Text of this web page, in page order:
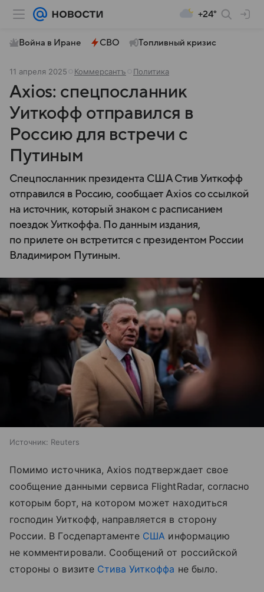
+24°
Война в Иране СВО Топливный кризис
11 апреля 2025 Коммерсантъ Политика
Axios: спецпосланник
Уиткофф отправился в
Россию для встречи с
Путиным
Спецпосланник президента США Стив Уиткофф
отправился в Россию, сообщает Axios со ссылкой
на источник, который знаком с расписанием
поездок Уиткоффа. По данным издания,
по прилете он встретится с президентом России
Владимиром Путиным.
Источник: Reuters
Помимо источника, Axios подтверждает свое
сообщение данными сервиса FlightRadar, согласно
которым борт, на котором может находиться
господин Уиткофф, направляется в сторону
России. В Госдепартаменте США информацию
не комментировали. Сообщений от российской
стороны о визите Стива Уиткоффа не было.